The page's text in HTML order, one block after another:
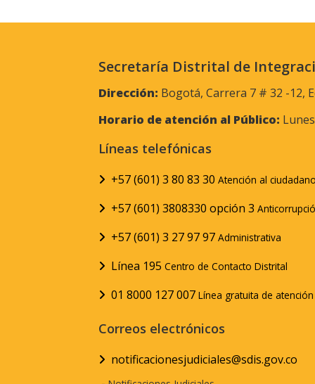
Secretaría Distrital de
Dirección: Bogotá, Carrera 7 # 32 -12,
Horario de atención al Público:
Líneas telefónicas
+57 (601) 3 80 83 30 Atención al
+57 (601) 3808330 opción 3
+57 (601) 3 27 97 97 Administrativa
Línea 195 Centro de Contacto Distrital
01 8000 127 007 Línea gratuita de
Correos electrónicos
notificacionesjudiciales@sdis.gov.co